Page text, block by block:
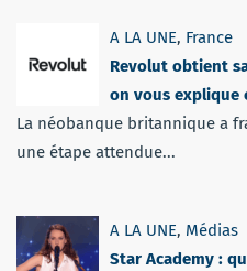
A LA UNE, France
Revolut obtient
on vous explique
La néobanque britannique a
une étape attendue...
A LA UNE, Médias
Star Academy :